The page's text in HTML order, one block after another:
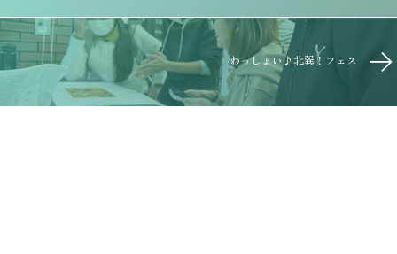
わっしょい♪北巽！フェス